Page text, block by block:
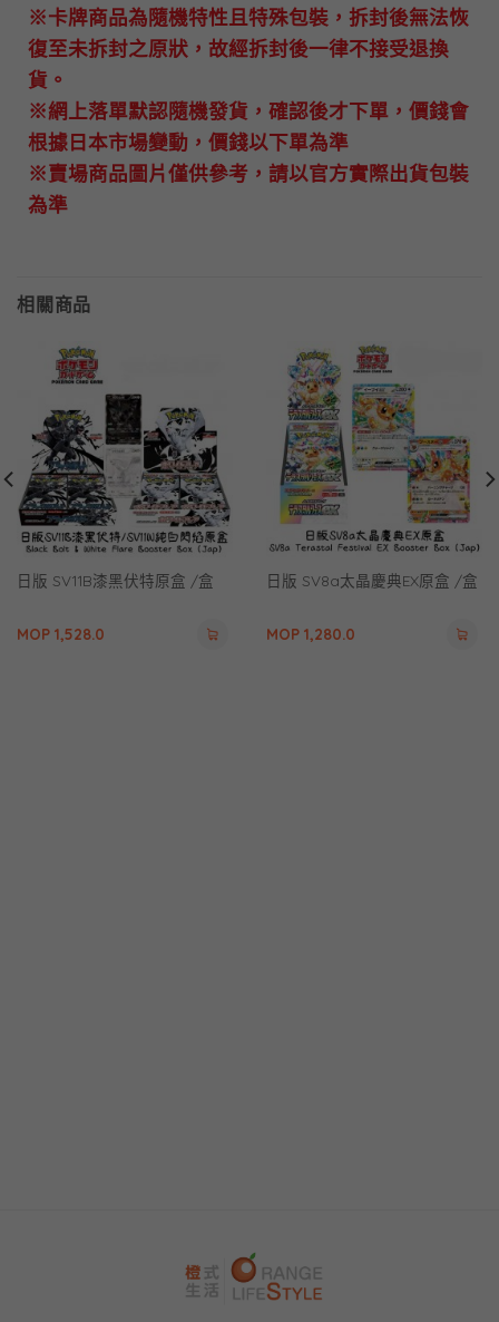
※卡牌商品為隨機特性且特殊包裝，拆封後無法恢
復至未拆封之原狀，故經拆封後一律不接受退換
貨。
※網上落單默認隨機發貨，確認後才下單，價錢會
根據日本市場變動，價錢以下單為準
※賣場商品圖片僅供參考，請以官方實際出貨包裝
為準
相關商品
日版 SV11B漆黑伏特原盒 /盒
MOP 1,528.0
日版 SV8a太晶慶典EX原盒 /盒
MOP 1,280.0